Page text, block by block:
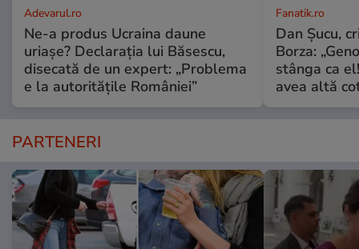
Adevarul.ro
Ne-a produs Ucraina daune
uriașe? Declarația lui Băsescu,
disecată de un expert: „Problema
e la autoritățile României”
Fanatik.ro
Dan Şucu,
Borza:
stânga ca
avea altă
PARTENERI